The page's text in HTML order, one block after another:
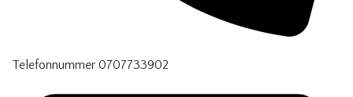
Telefonnummer 0707733902